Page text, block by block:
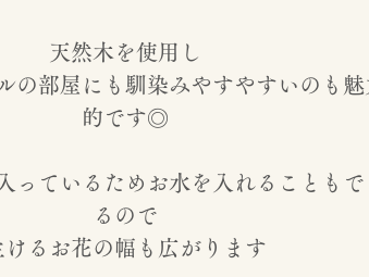
天然木を使用し
の部屋にも馴染みやすやすいのも魅
的です◎
っているためお水を入れることもで
るので
けるお花の幅も広がります